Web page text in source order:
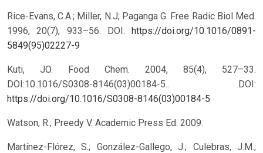
Rice-Evans, C.A.; Miller, N.J; Paganga G. Free Radic Biol Med.
1996, 20(7), 933–56. DOI: https://doi.org/10.1016/0891-
5849(95)02227-9
Kuti, JO. Food Chem. 2004, 85(4), 527–33.
DOI:10.1016/S0308-8146(03)00184-5.. DOI:
https://doi.org/10.1016/S0308-8146(03)00184-5
Watson, R.; Preedy V. Academic Press Ed. 2009.
Martínez-Flórez, S.; González-Gallego, J.; Culebras, J.M.;